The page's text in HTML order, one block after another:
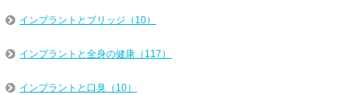
インプラントとブリッジ（10）
インプラントと全身の健康（117）
インプラントと口臭（10）